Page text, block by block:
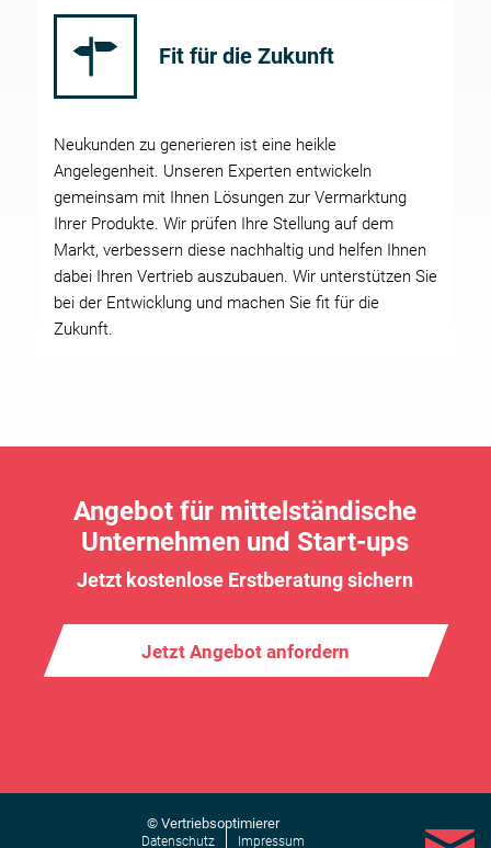
Fit für die Zukunft
Neukunden zu generieren ist eine heikle
Angelegenheit. Unseren Experten entwickeln
gemeinsam mit Ihnen Lösungen zur Vermarktung
Ihrer Produkte. Wir prüfen Ihre Stellung auf dem
Markt, verbessern diese nachhaltig und helfen Ihnen
dabei Ihren Vertrieb auszubauen. Wir unterstützen Sie
bei der Entwicklung und machen Sie fit für die
Zukunft.
Angebot für mittelständische
Unternehmen und Start-ups
Jetzt kostenlose Erstberatung sichern
Jetzt Angebot anfordern
© Vertriebsoptimierer
Datenschutz Impressum